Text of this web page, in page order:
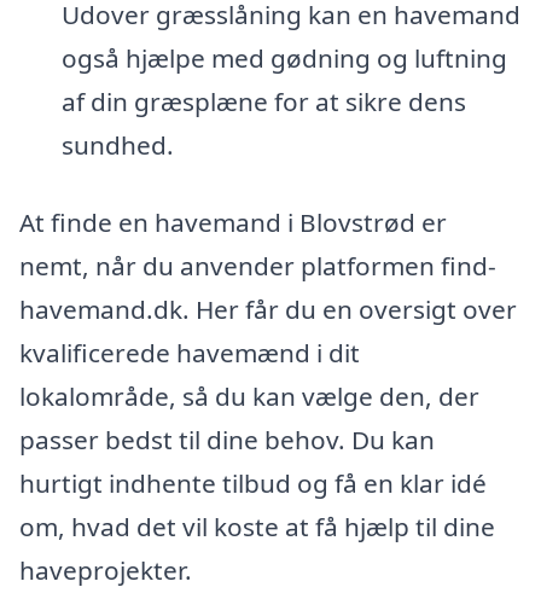
Udover græsslåning kan en havemand
også hjælpe med gødning og luftning
af din græsplæne for at sikre dens
sundhed.
At finde en havemand i Blovstrød er
nemt, når du anvender platformen find-
havemand.dk. Her får du en oversigt over
kvalificerede havemænd i dit
lokalområde, så du kan vælge den, der
passer bedst til dine behov. Du kan
hurtigt indhente tilbud og få en klar idé
om, hvad det vil koste at få hjælp til dine
haveprojekter.